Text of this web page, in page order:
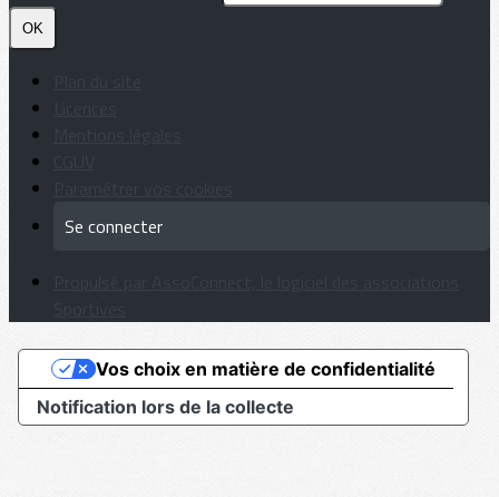
OK
Se connecter
Notification lors de la collecte
Vos choix en matière de confidentialité